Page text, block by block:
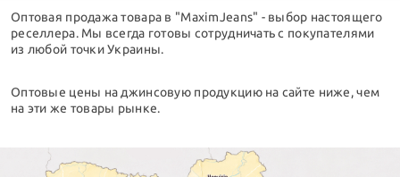
Оптовая продажа товара в "MaximJeans" - выбор настоящего
реселлера. Мы всегда готовы сотрудничать с покупателями
из любой точки Украины.
Оптовые цены на джинсовую продукцию на сайте ниже, чем
на эти же товары рынке.